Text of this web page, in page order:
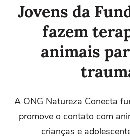
Jovens da
fazem
animais
A ONG Natureza Conecta
promove o contato com
crianças e